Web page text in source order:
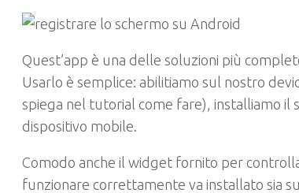
Quest’app è una delle soluzioni più
Usarlo è semplice: abilitiamo sul nostro
spiega nel tutorial come fare), installiamo il
dispositivo mobile.
Comodo anche il widget fornito per
funzionare correttamente va installato sia